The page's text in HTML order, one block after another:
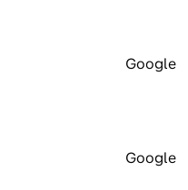
Google
Google